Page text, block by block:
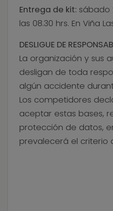
Entrega de kit:sábado
las 08.30 hrs. En Viña
DESLIGUE DE
La organización y sus
desligan de toda
algún accidente
Los competidores
aceptar estas bases,
protección de datos,
prevalecerá el criterio